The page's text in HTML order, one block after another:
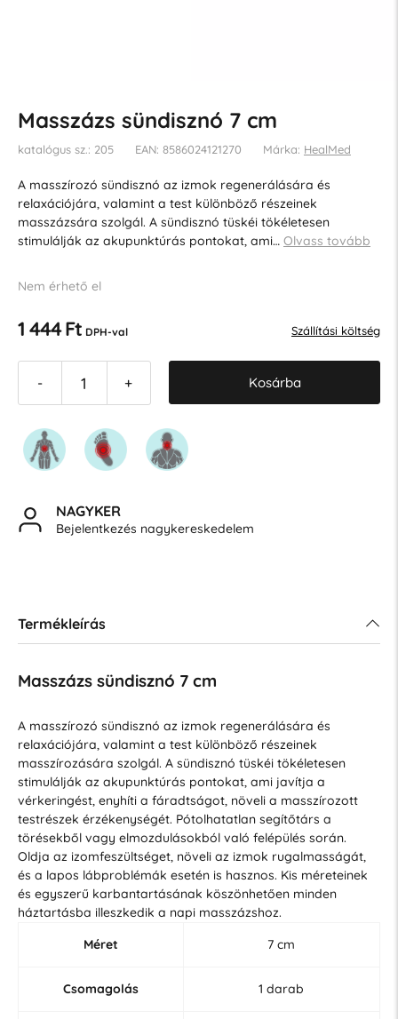
Masszázs sündisznó 7 cm
katalógus sz.: 205 EAN: 8586024121270 Márka: HealMed
A masszírozó sündisznó az izmok regenerálására és
relaxációjára, valamint a test különböző részeinek
masszázsára szolgál. A sündisznó tüskéi tökéletesen
stimulálják az akupunktúrás pontokat, ami… Olvass tovább
Nem érhető el
1 444 Ft DPH-val Szállítási költség
- + Kosárba
NAGYKER
Bejelentkezés nagykereskedelem
Termékleírás
Masszázs sündisznó 7 cm
A masszírozó sündisznó az izmok regenerálására és
relaxációjára, valamint a test különböző részeinek
masszírozására szolgál. A sündisznó tüskéi tökéletesen
stimulálják az akupunktúrás pontokat, ami javítja a
vérkeringést, enyhíti a fáradtságot, növeli a masszírozott
testrészek érzékenységét. Pótolhatatlan segítőtárs a
törésekből vagy elmozdulásokból való felépülés során.
Oldja az izomfeszültséget, növeli az izmok rugalmasságát,
és a lapos lábproblémák esetén is hasznos. Kis méreteinek
és egyszerű karbantartásának köszönhetően minden
háztartásba illeszkedik a napi masszázshoz.
Méret
7 cm
Csomagolás 1 darab